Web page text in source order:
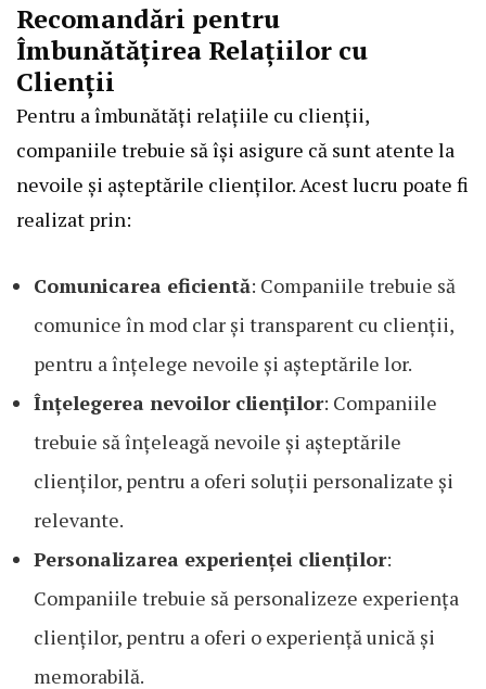
Recomandări pentru
Îmbunătățirea Relațiilor cu
Clienții
Pentru a îmbunătăți relațiile cu clienții,
companiile trebuie să își asigure că sunt atente la
nevoile și așteptările clienților. Acest lucru poate fi
realizat prin:
Comunicarea eficientă: Companiile trebuie să
comunice în mod clar și transparent cu clienții,
pentru a înțelege nevoile și așteptările lor.
Înțelegerea nevoilor clienților: Companiile
trebuie să înțeleagă nevoile și așteptările
clienților, pentru a oferi soluții personalizate și
relevante.
Personalizarea experienței clienților:
Companiile trebuie să personalizeze experiența
clienților, pentru a oferi o experiență unică și
memorabilă.